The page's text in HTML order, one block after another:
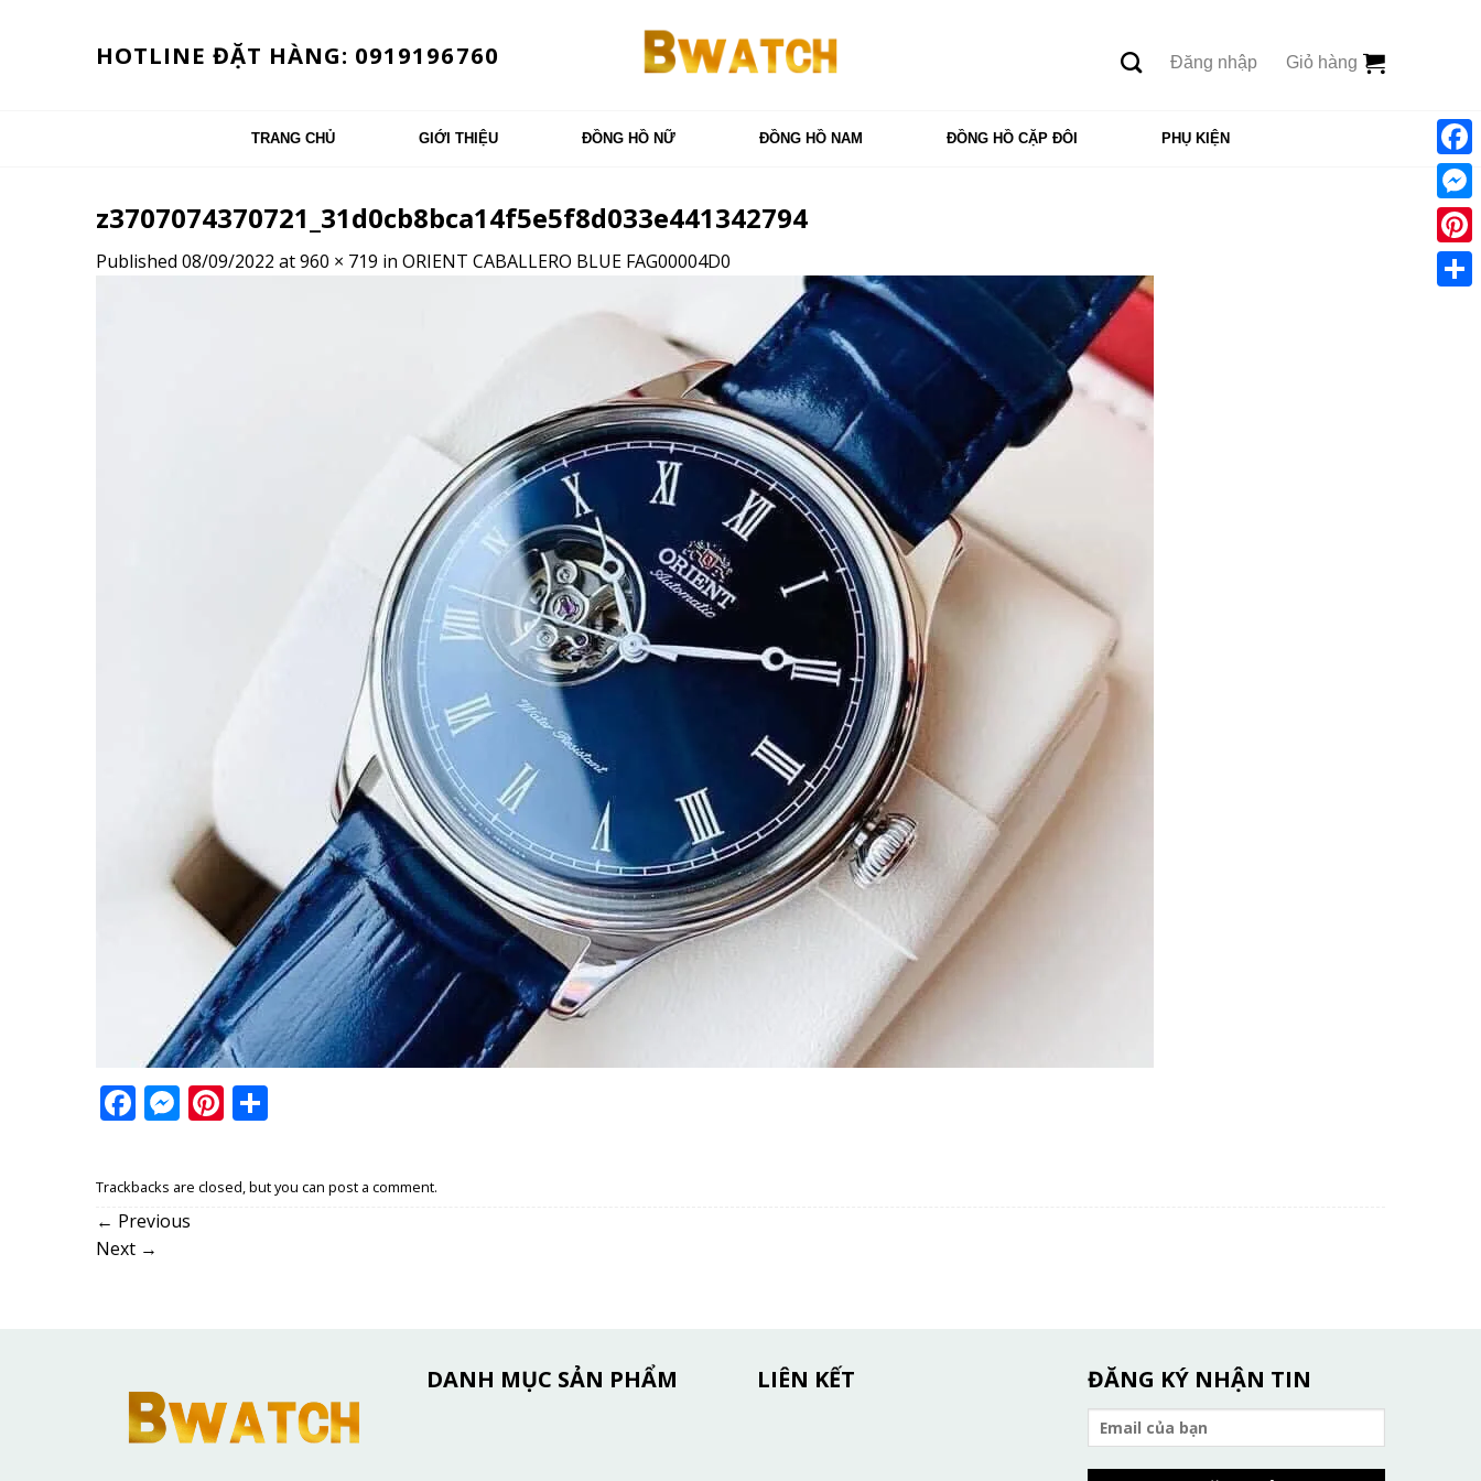
HOTLINE ĐẶT HÀNG: 0919196760 Đăng nhập Giỏ hàng
TRANG CHỦ GIỚI THIỆU ĐỒNG HỒ NỮ ĐỒNG HỒ NAM ĐỒNG HỒ CẶP ĐÔI PHỤ KIỆN
z3707074370721_31d0cb8bca14f5e5f8d033e441342794
Published 08/09/2022 at960 × 719 in ORIENT CABALLERO BLUE FAG00004D0
Facebook
Messenger
Pinterest
Trackbacks are closed, but you can post a comment.
← Previous
Next →
DANH MỤC SẢN PHẨM LIÊN KẾT ĐĂNG KÝ NHẬN TIN